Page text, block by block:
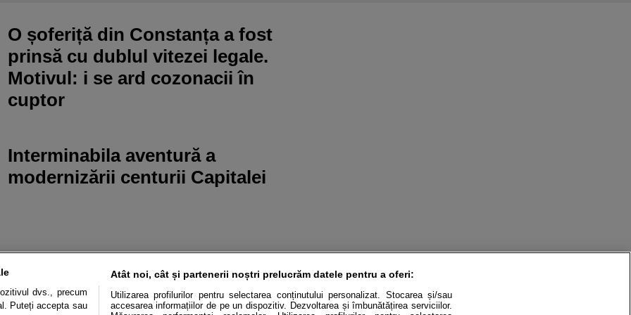
O șoferiță din Constanța a fost
prinsă cu dublul vitezei legale.
Motivul: i se ard cozonacii în
cuptor
Interminabila aventură a
modernizării centurii Capitalei
dvs., precum
Puteți accepta sau
Atât noi, cât și partenerii noștri prelucrăm datele pentru a oferi:
Utilizarea profilurilor pentru selectarea conținutului personalizat. Stocarea și/sau
accesarea informațiilor de pe un dispozitiv. Dezvoltarea și îmbunătățirea serviciilor.